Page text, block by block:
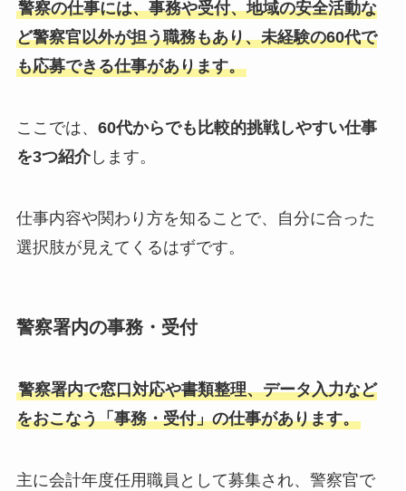
警察の仕事には、事務や受付、地域の安全活動な
ど警察官以外が担う職務もあり、未経験の60代で
も応募できる仕事があります。
ここでは、 60代からでも比較的挑戦しやすい仕事
を3つ紹介します。
仕事内容や関わり方を知ることで、自分に合った
選択肢が見えてくるはずです。
警察署内の事務・受付
警察署内で窓口対応や書類整理、データ入力など
をおこなう「事務・受付」の仕事があります。
主に会計年度任用職員として募集され、警察官で